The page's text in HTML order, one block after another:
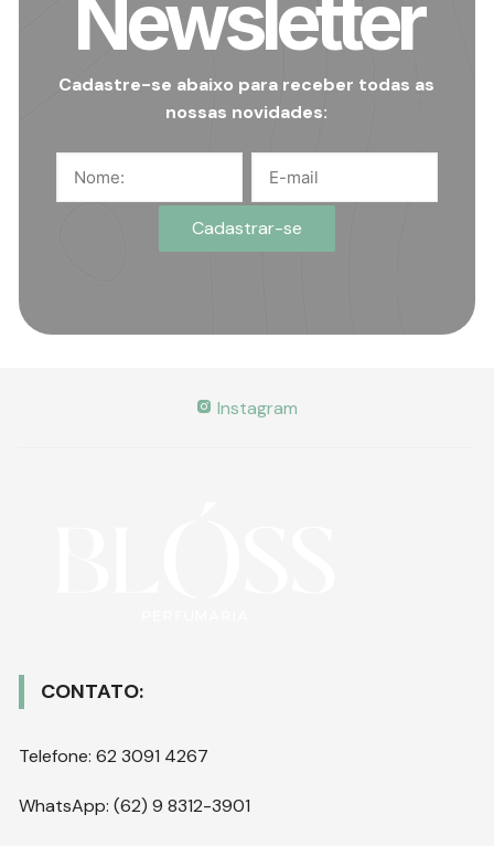
Newsletter
Cadastre-se abaixo para receber todas as
nossas novidades:
Instagram
CONTATO:
Telefone: 62 3091 4267
WhatsApp: (62) 9 8312-3901